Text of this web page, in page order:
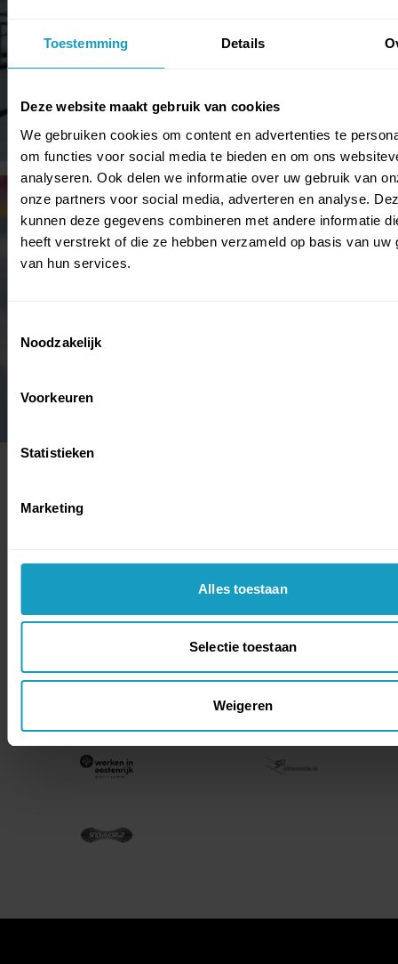
Toestemming Details
Deze website maakt gebruik van cookies
We gebruiken cookies om content en advertenties te
om functies voor social media te bieden en om ons
analyseren. Ook delen we informatie over uw gebruik van
onze partners voor social media, adverteren en analyse.
kunnen deze gegevens combineren met andere informatie
heeft verstrekt of die ze hebben verzameld op basis van uw
van hun services.
Noodzakelijk
Voorkeuren
Statistieken
Marketing
Alles toestaan
Selectie toestaan
Weigeren